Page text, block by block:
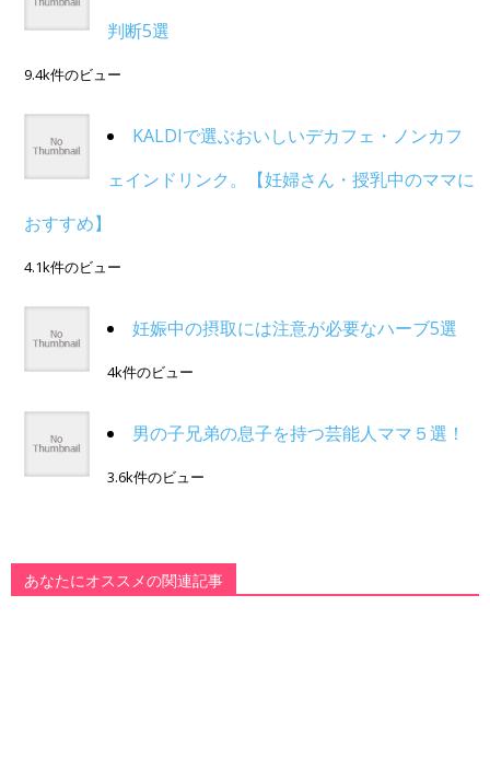
判断5選
9.4k件のビュー
KALDIで選ぶおいしいデカフェ・ノンカフ
ェインドリンク。【妊婦さん・授乳中のママに
おすすめ】
4.1k件のビュー
妊娠中の摂取には注意が必要なハーブ5選
4k件のビュー
男の子兄弟の息子を持つ芸能人ママ５選！
3.6k件のビュー
あなたにオススメの関連記事